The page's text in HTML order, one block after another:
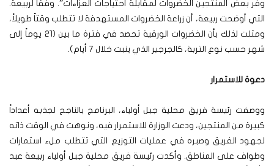
وفر بعض المنتجين الخضروات لمقابلة احتياجات العزاءات”. وفقا لربيعة.
التي أوضحت ربيعة، أن زراعة الخضروات المستهدفة لا تتطلب وقتاً طويلاً،
ومثلت لذلك بأن الخضروات الورقية تحصد في فترة ما بين (٢١ يوماً إلى
شهر حسب نوع التربة، كالجرجير الذي ينبت خلال ٧ أيام).
دعوة للاستمرار
ووصفت رئيسة فريق محلية جبل أولياء، البرنامج بالناجح لجذبه أعداداً
كبيرة من المنتجين، ودعت الوزارة للاستمرار فيه، ونوهت في الوقت ذاته
لجهود الفريق وصبره في عمليات التوزيع التي تتطلب ملء استمارات
وطواف على المناطق. وأكدت رئيسة فريق محلية جبل أولياء ربيعة عبد